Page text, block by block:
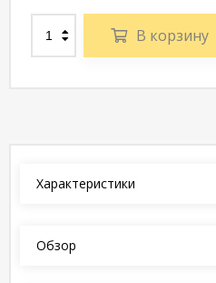
В корзину
Характеристики
Обзор